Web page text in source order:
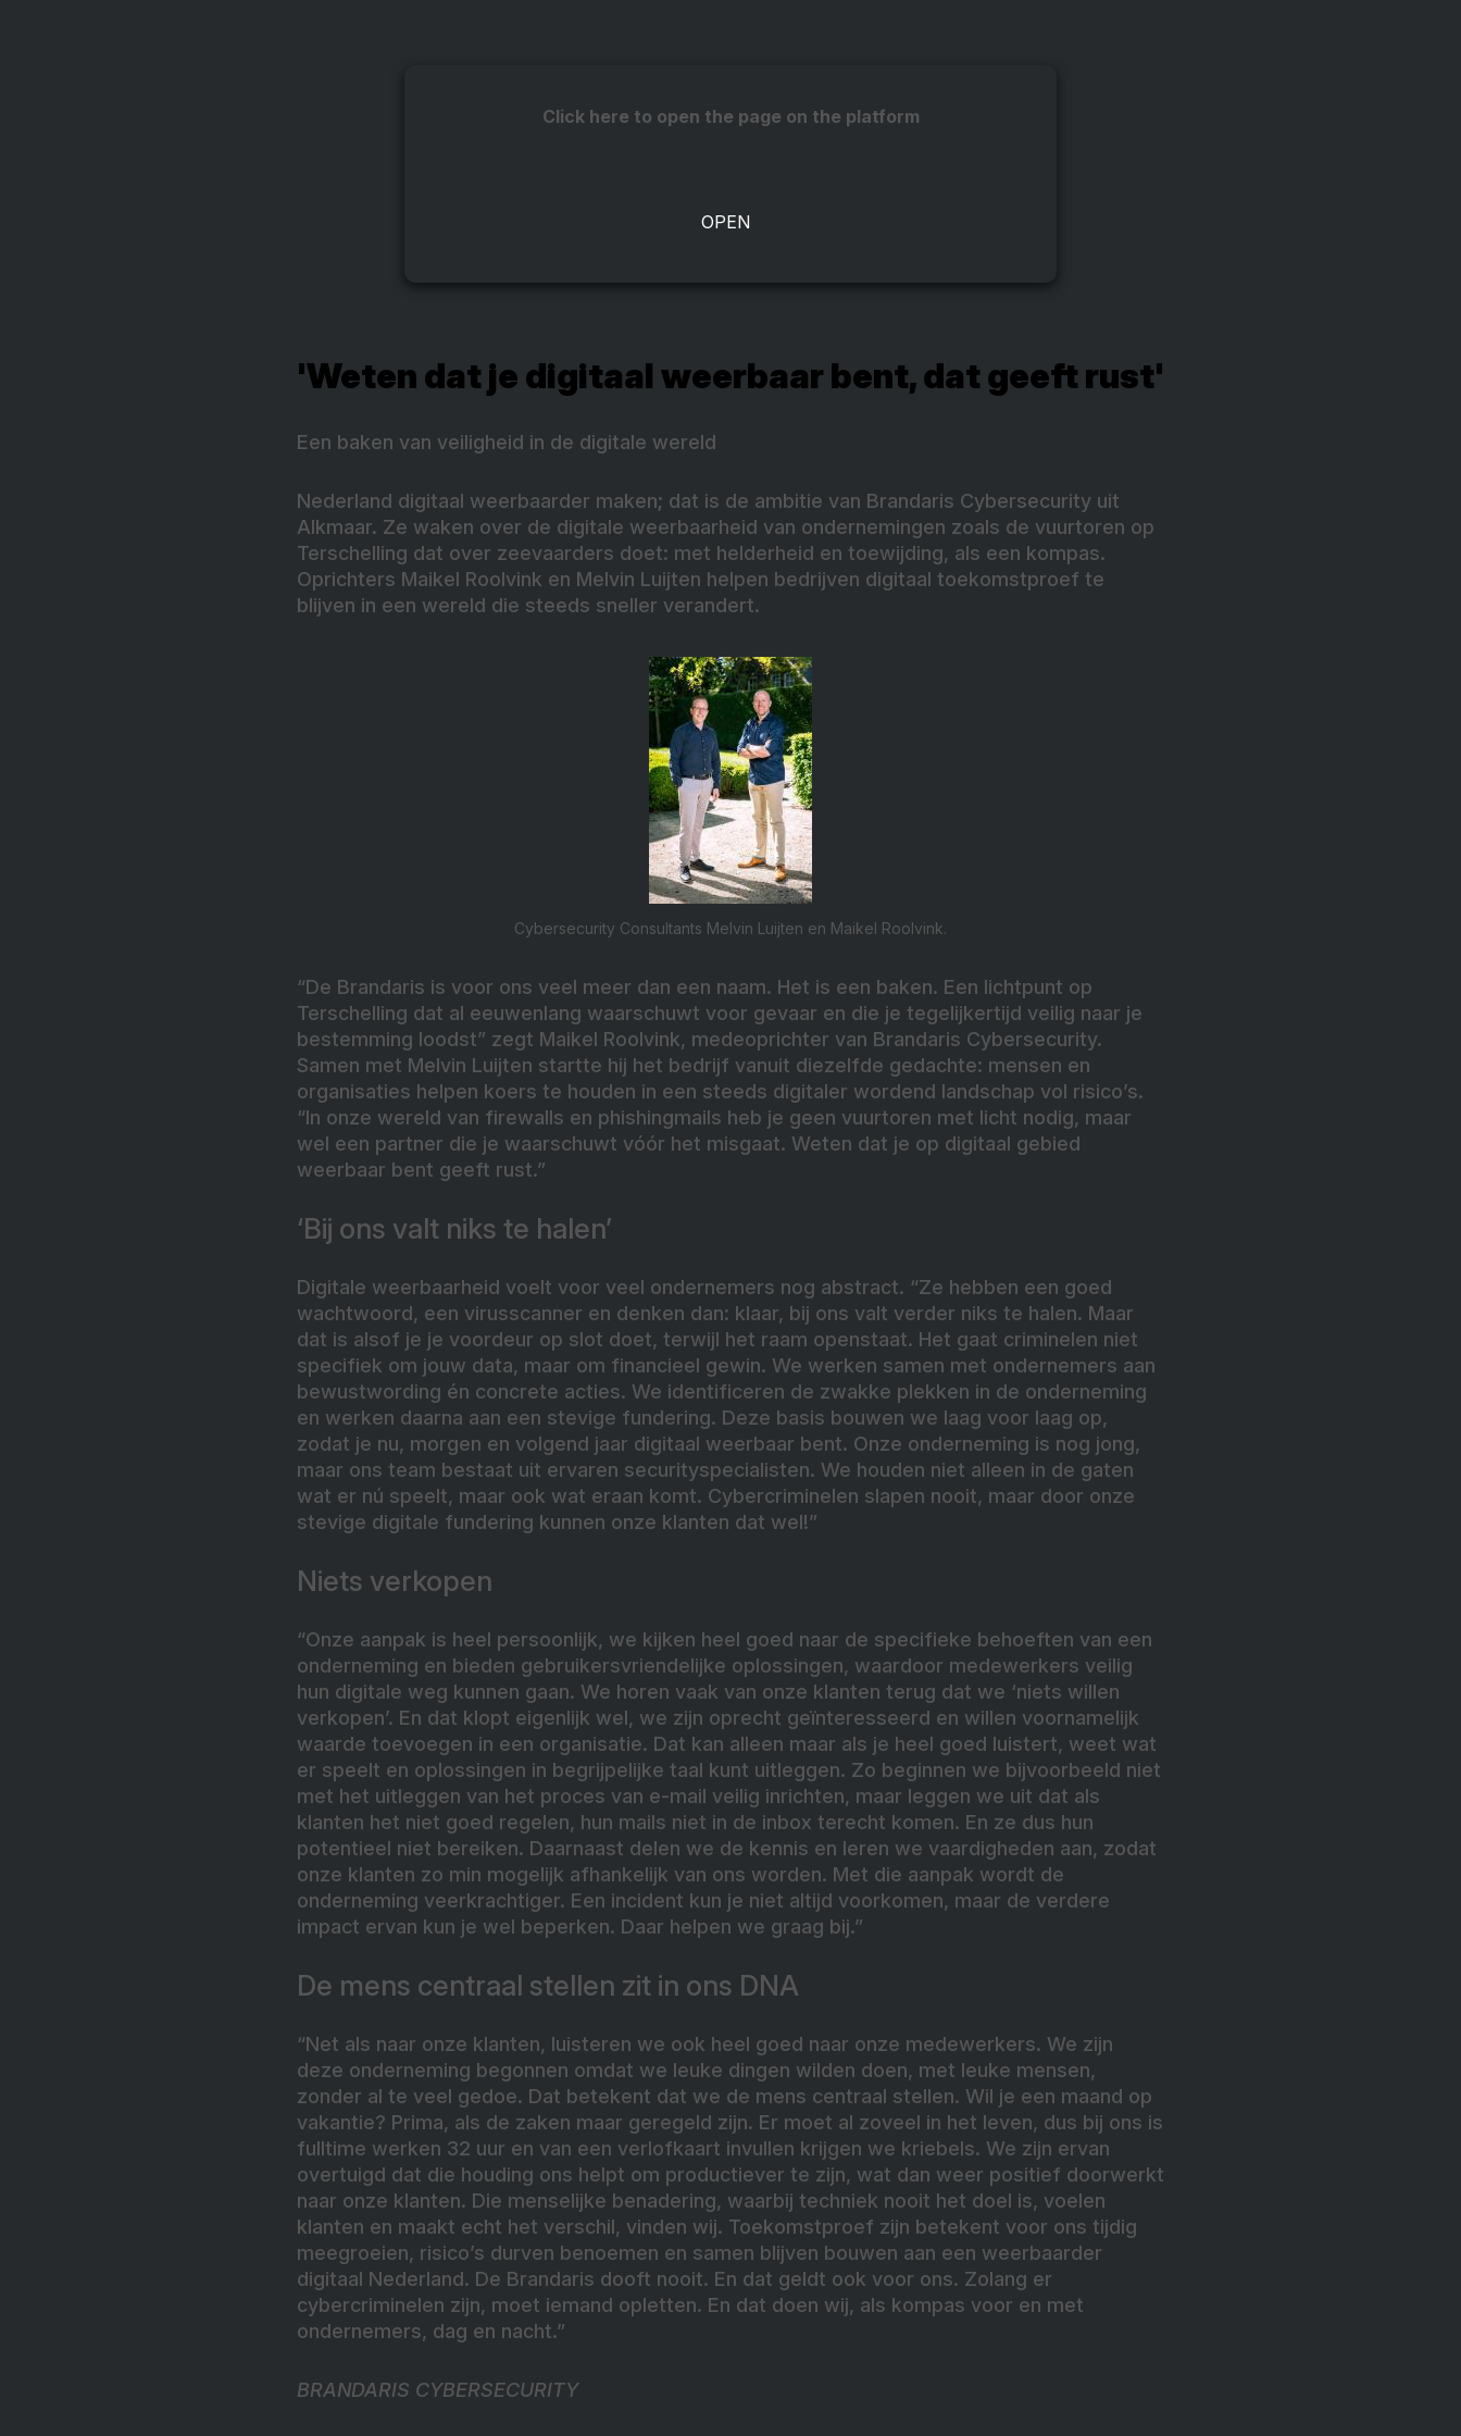
Click here to open the page on the platform
'Weten dat je digitaal weerbaar bent, dat geeft rust'
Een baken van veiligheid in de digitale wereld
Nederland digitaal weerbaarder maken; dat is de ambitie van Brandaris Cybersecurity uit
Alkmaar. Ze waken over de digitale weerbaarheid van ondernemingen zoals de vuurtoren op
Terschelling dat over zeevaarders doet: met helderheid en toewijding, als een kompas.
Oprichters Maikel Roolvink en Melvin Luijten helpen bedrijven digitaal toekomstproef te
blijven in een wereld die steeds sneller verandert.
Cybersecurity Consultants Melvin Luijten en Maikel Roolvink.
“De Brandaris is voor ons veel meer dan een naam. Het is een baken. Een lichtpunt op
Terschelling dat al eeuwenlang waarschuwt voor gevaar en die je tegelijkertijd veilig naar je
bestemming loodst” zegt Maikel Roolvink, medeoprichter van Brandaris Cybersecurity.
Samen met Melvin Luijten startte hij het bedrijf vanuit diezelfde gedachte: mensen en
organisaties helpen koers te houden in een steeds digitaler wordend landschap vol risico’s.
“In onze wereld van firewalls en phishingmails heb je geen vuurtoren met licht nodig, maar
wel een partner die je waarschuwt vóór het misgaat. Weten dat je op digitaal gebied
weerbaar bent geeft rust.”
‘Bij ons valt niks te halen’
Digitale weerbaarheid voelt voor veel ondernemers nog abstract. “Ze hebben een goed
wachtwoord, een virusscanner en denken dan: klaar, bij ons valt verder niks te halen. Maar
dat is alsof je je voordeur op slot doet, terwijl het raam openstaat. Het gaat criminelen niet
specifiek om jouw data, maar om financieel gewin. We werken samen met ondernemers aan
bewustwording én concrete acties. We identificeren de zwakke plekken in de onderneming
en werken daarna aan een stevige fundering. Deze basis bouwen we laag voor laag op,
zodat je nu, morgen en volgend jaar digitaal weerbaar bent. Onze onderneming is nog jong,
maar ons team bestaat uit ervaren securityspecialisten. We houden niet alleen in de gaten
wat er nú speelt, maar ook wat eraan komt. Cybercriminelen slapen nooit, maar door onze
stevige digitale fundering kunnen onze klanten dat wel!”
Niets verkopen
“Onze aanpak is heel persoonlijk, we kijken heel goed naar de specifieke behoeften van een
onderneming en bieden gebruikersvriendelijke oplossingen, waardoor medewerkers veilig
hun digitale weg kunnen gaan. We horen vaak van onze klanten terug dat we ‘niets willen
verkopen’. En dat klopt eigenlijk wel, we zijn oprecht geïnteresseerd en willen voornamelijk
waarde toevoegen in een organisatie. Dat kan alleen maar als je heel goed luistert, weet wat
er speelt en oplossingen in begrijpelijke taal kunt uitleggen. Zo beginnen we bijvoorbeeld niet
met het uitleggen van het proces van e-mail veilig inrichten, maar leggen we uit dat als
klanten het niet goed regelen, hun mails niet in de inbox terecht komen. En ze dus hun
potentieel niet bereiken. Daarnaast delen we de kennis en leren we vaardigheden aan, zodat
onze klanten zo min mogelijk afhankelijk van ons worden. Met die aanpak wordt de
onderneming veerkrachtiger. Een incident kun je niet altijd voorkomen, maar de verdere
impact ervan kun je wel beperken. Daar helpen we graag bij.”
De mens centraal stellen zit in ons DNA
“Net als naar onze klanten, luisteren we ook heel goed naar onze medewerkers. We zijn
deze onderneming begonnen omdat we leuke dingen wilden doen, met leuke mensen,
zonder al te veel gedoe. Dat betekent dat we de mens centraal stellen. Wil je een maand op
vakantie? Prima, als de zaken maar geregeld zijn. Er moet al zoveel in het leven, dus bij ons is
fulltime werken 32 uur en van een verlofkaart invullen krijgen we kriebels. We zijn ervan
overtuigd dat die houding ons helpt om productiever te zijn, wat dan weer positief doorwerkt
naar onze klanten. Die menselijke benadering, waarbij techniek nooit het doel is, voelen
klanten en maakt echt het verschil, vinden wij. Toekomstproef zijn betekent voor ons tijdig
meegroeien, risico’s durven benoemen en samen blijven bouwen aan een weerbaarder
digitaal Nederland. De Brandaris dooft nooit. En dat geldt ook voor ons. Zolang er
cybercriminelen zijn, moet iemand opletten. En dat doen wij, als kompas voor en met
ondernemers, dag en nacht.”
BRANDARIS CYBERSECURITY